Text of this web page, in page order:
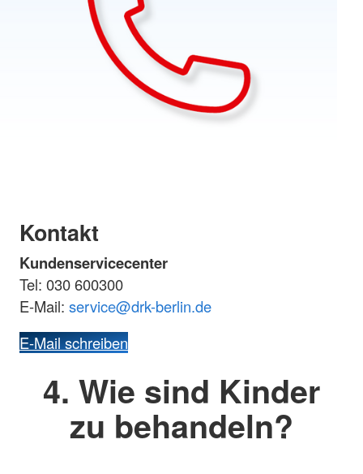
Kontakt
Kundenservicecenter
Tel: 030 600300
E-Mail: service@drk-berlin.de
E-Mail schreiben
4. Wie sind Kinder
zu behandeln?